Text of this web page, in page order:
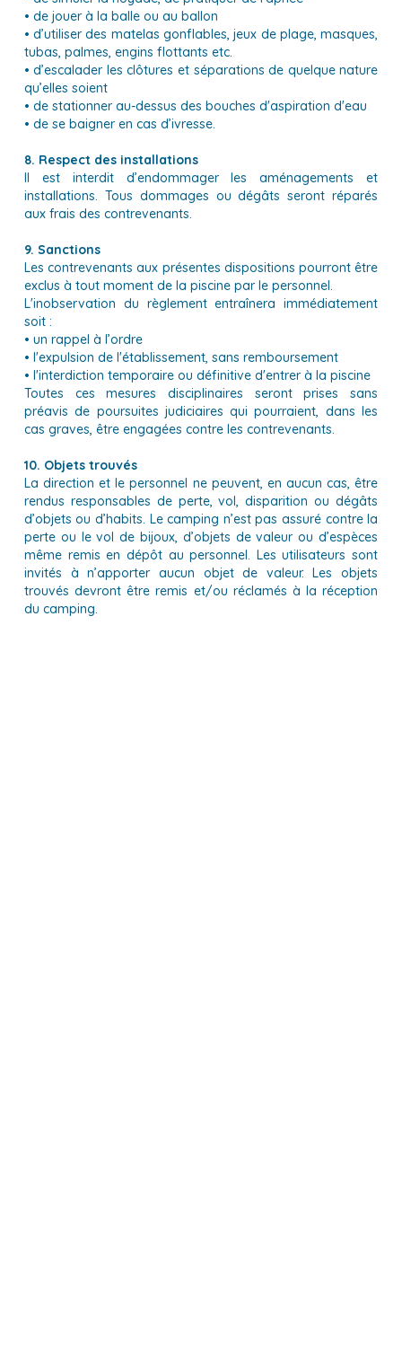
• de jouer à la balle ou au ballon
• d’utiliser des matelas gonflables, jeux de plage, masques,
tubas, palmes, engins flottants etc.
• d’escalader les clôtures et séparations de quelque nature
qu’elles soient
• de stationner au-dessus des bouches d'aspiration d'eau
• de se baigner en cas d’ivresse.
8. Respect des installations
Il est interdit d’endommager les aménagements et
installations. Tous dommages ou dégâts seront réparés
aux frais des contrevenants.
9. Sanctions
Les contrevenants aux présentes dispositions pourront être
exclus à tout moment de la piscine par le personnel.
L'inobservation du règlement entraînera immédiatement
soit :
• un rappel à l’ordre
• l'expulsion de l'établissement, sans remboursement
• l'interdiction temporaire ou définitive d'entrer à la piscine
Toutes ces mesures disciplinaires seront prises sans
préavis de poursuites judiciaires qui pourraient, dans les
cas graves, être engagées contre les contrevenants.
10. Objets trouvés
La direction et le personnel ne peuvent, en aucun cas, être
rendus responsables de perte, vol, disparition ou dégâts
d’objets ou d’habits. Le camping n’est pas assuré contre la
perte ou le vol de bijoux, d’objets de valeur ou d’espèces
même remis en dépôt au personnel. Les utilisateurs sont
invités à n’apporter aucun objet de valeur. Les objets
trouvés devront être remis et/ou réclamés à la réception
du camping.